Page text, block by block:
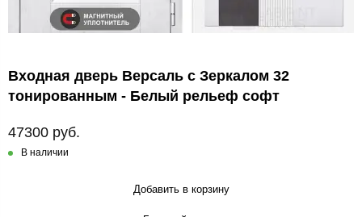
Входная дверь Версаль с Зеркалом 32
тонированным - Белый рельеф софт
47300 руб.
В наличии
Добавить в корзину